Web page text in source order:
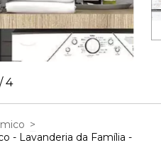
/4
>
- Lavanderia da Família -